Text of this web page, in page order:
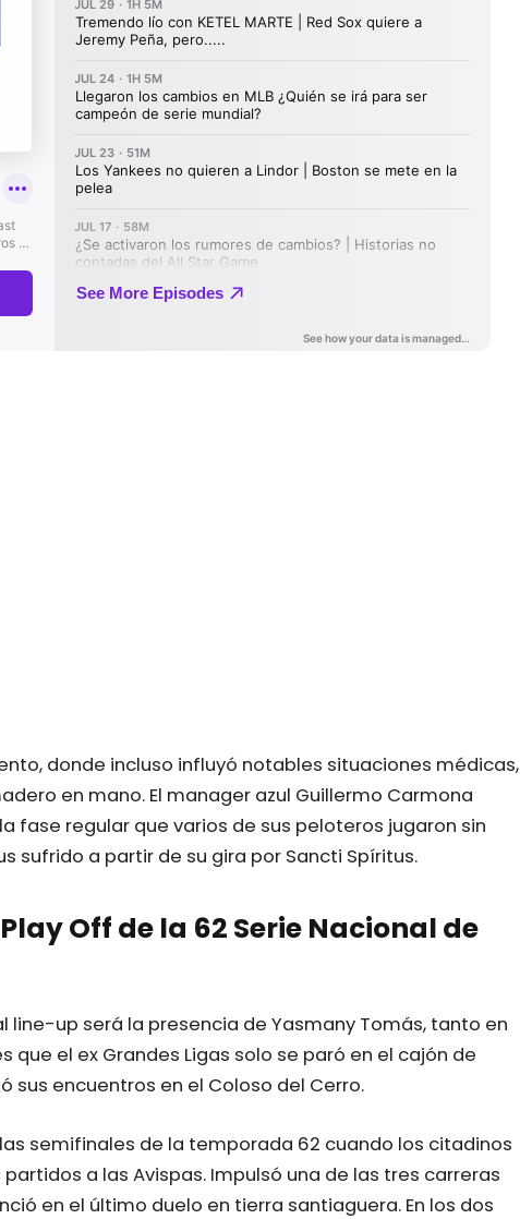
donde incluso influyó notables situaciones médicas,
en mano. El manager azul Guillermo Carmona
fase regular que varios de sus peloteros jugaron sin
sufrido a partir de su gira por Sancti Spíritus.
Off de la 62 Serie Nacional de
line-up será la presencia de Yasmany Tomás, tanto en
que el ex Grandes Ligas solo se paró en el cajón de
sus encuentros en el Coloso del Cerro.
semifinales de la temporada 62 cuando los citadinos
a las Avispas. Impulsó una de las tres carreras
en el último duelo en tierra santiaguera. En los dos